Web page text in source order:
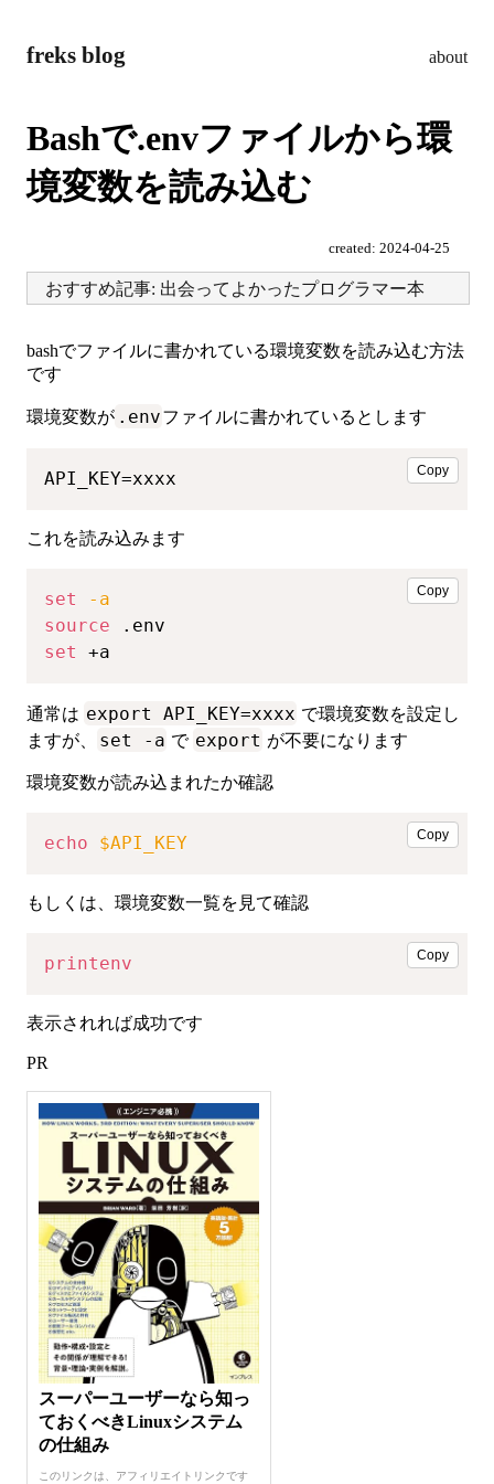
freks blog about
Bashで.envファイルから環
境変数を読み込む
created: 2024-04-25
おすすめ記事: 出会ってよかったプログラマー本
bashでファイルに書かれている環境変数を読み込む方法
です
環境変数が .envファイルに書かれているとします
API_KEY=xxxx Copy
これを読み込みます
set
-a
source
set
+a
Copy
通常は export API_KEY=xxxx で環境変数を設定し
ますが、
set -a で export が不要になります
環境変数が読み込まれたか確認
echo $API_KEY Copy
もしくは、環境変数一覧を見て確認
printenv Copy
表示されれば成功です
PR
スーパーユーザーなら知っ
ておくべきLinuxシステム
の仕組み
このリンクは、アフィリエイトリンクです